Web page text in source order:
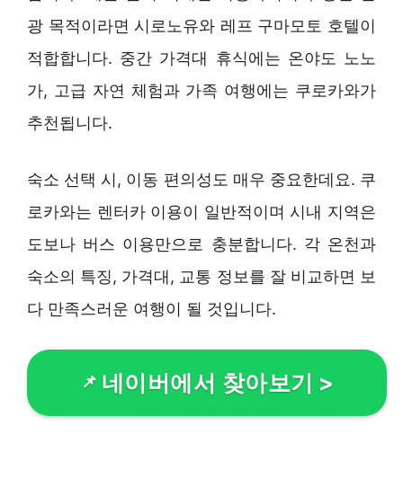
광 목적이라면 시로노유와 레프 구마모토 호텔이
적합합니다. 중간 가격대 휴식에는 온야도 노노
가, 고급 자연 체험과 가족 여행에는 쿠로카와가
추천됩니다.
숙소 선택 시, 이동 편의성도 매우 중요한데요. 쿠
로카와는 렌터카 이용이 일반적이며 시내 지역은
도보나 버스 이용만으로 충분합니다. 각 온천과
숙소의 특징, 가격대, 교통 정보를 잘 비교하면 보
다 만족스러운 여행이 될 것입니다.
네이버에서 찾아보기 >